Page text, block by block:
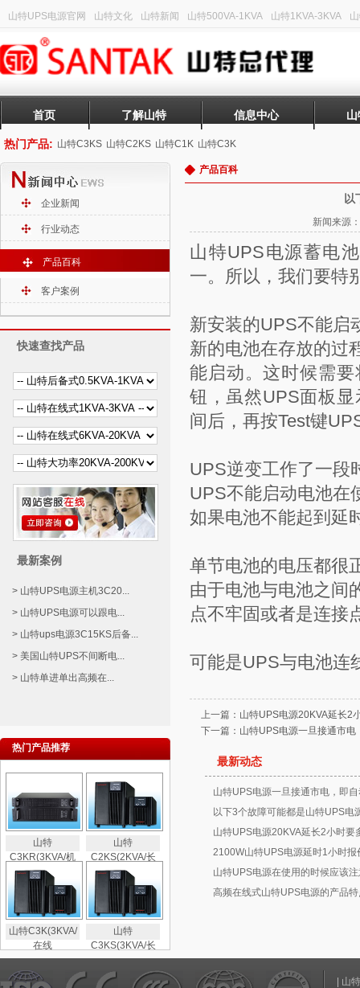
山特UPS电源官网 山特文化 山特新闻 山特500VA-1KVA 山特1KVA-3KVA
首页 了解山特 信息中心
热门产品: 山特C3KS 山特C2KS 山特C1K 山特C3K
企业新闻
行业动态
产品百科
客户案例
快速查找产品
最新案例
> 山特UPS电源主机3C20...
> 山特UPS电源可以跟电...
> 山特ups电源3C15KS后备...
> 美国山特UPS不间断电...
> 山特单进单出高频在...
热门产品推荐
山特
C3KR(3KVA/机
山特
C2KS(2KVA/长
山特C3K(3KVA/
在线
山特
C3KS(3KVA/长
产品百科
以
新闻来源
山特UPS电源蓄电
一。所以，我们要特
新安装的UPS不能启
新的电池在存放的过
能启动。这时候需
钮，虽然UPS面板
间后，再按Test键
UPS逆变工作了一段
UPS不能启动电池在
如果电池不能起到延
单节电池的电压都很
由于电池与电池之间
点不牢固或者是连接
可能是UPS与电池连
上一篇： 山特UPS电源20KVA延长2
下一篇： 山特UPS电源一旦接通市
最新动态
山特UPS电源一旦接通市电，即
以下3个故障可能都是山特UPS电
山特UPS电源20KVA延长2小时要
2100W山特UPS电源延时1小时报
山特UPS电源在使用的时候应该
高频在线式山特UPS电源的产品
山